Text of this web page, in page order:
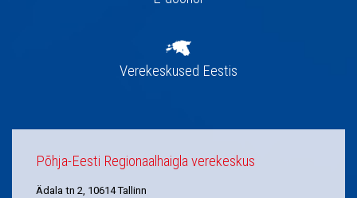
Verekeskused Eestis
Põhja-Eesti Regionaalhaigla verekeskus
Ädala tn 2, 10614 Tallinn